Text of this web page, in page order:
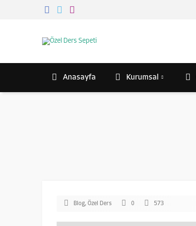
Anasayfa Kurumsal
Blog, Özel Ders 0 573